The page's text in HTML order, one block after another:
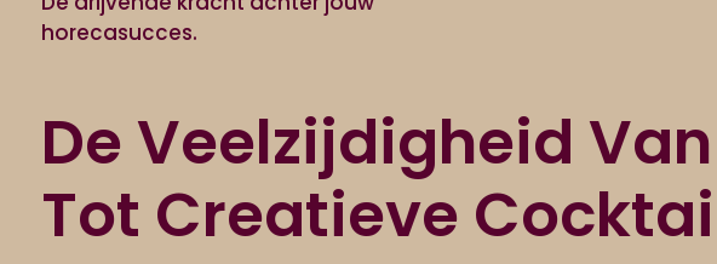
horecasucces.
De Veelzijdigheid
Tot Creatieve